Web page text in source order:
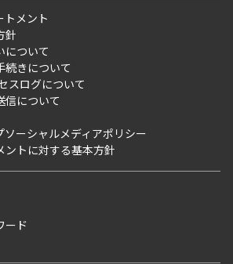
ン
谷区）
谷区以外）
ス
約まで
当社仲介事業部取り扱い物件入居申込
トメント
針
について
続きについて
スログについて
信について
ソーシャルメディアポリシー
ントに対する基本方針
ード